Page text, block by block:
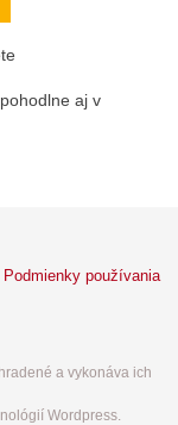
aj v
Podmienky používania
a vykonáva ich
Wordpress.